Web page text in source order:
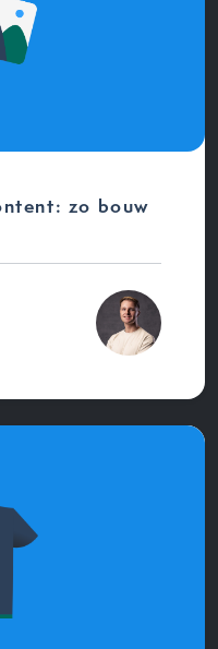
zo bouw